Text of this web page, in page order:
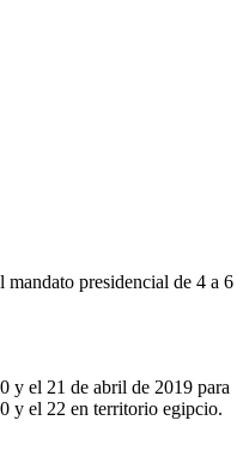
mandato presidencial de 4 a 6
y el 21 de abril de 2019 para
y el 22 en territorio egipcio.